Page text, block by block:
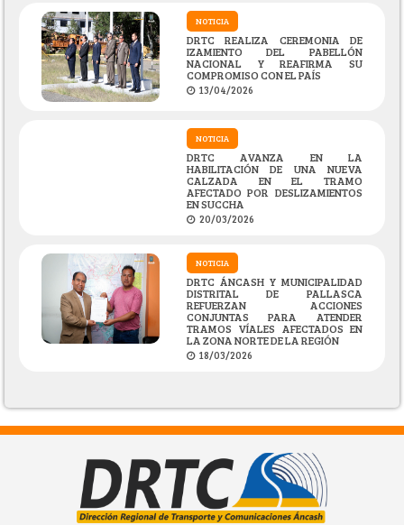
NOTICIA
DRTC REALIZA CEREMONIA DE
IZAMIENTO DEL PABELLÓN
NACIONAL Y REAFIRMA SU
COMPROMISO CON EL PAÍS
13/04/2026
NOTICIA
DRTC AVANZA EN LA
HABILITACIÓN DE UNA NUEVA
CALZADA EN EL TRAMO
AFECTADO POR DESLIZAMIENTOS
EN SUCCHA
20/03/2026
NOTICIA
DRTC ÁNCASH Y MUNICIPALIDAD
DISTRITAL DE PALLASCA
REFUERZAN ACCIONES
CONJUNTAS PARA ATENDER
TRAMOS VÍALES AFECTADOS EN
LA ZONA NORTE DE LA REGIÓN
18/03/2026